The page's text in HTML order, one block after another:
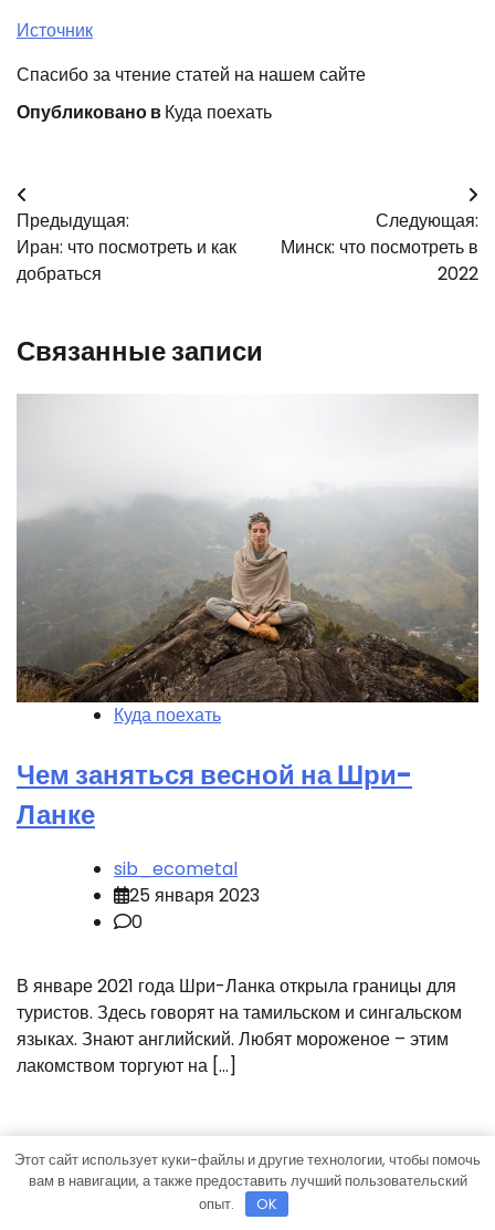
Источник
Спасибо за чтение статей на нашем сайте
Опубликовано вКуда поехать
Навигация
по
записям
Предыдущая:
Иран: что посмотреть и как
добраться
Следующая:
Минск: что посмотреть в
2022
Связанные записи
Куда поехать
Чем заняться весной на Шри-
Ланке
sib_ecometal
25 января 2023
0
В январе 2021 года Шри-Ланка открыла границы для
туристов. Здесь говорят на тамильском и сингальском
языках. Знают английский. Любят мороженое – этим
лакомством торгуют на […]
Этот сайт использует куки-файлы и другие технологии, чтобы помочь
вам в навигации, а также предоставить лучший пользовательский
опыт.
OK